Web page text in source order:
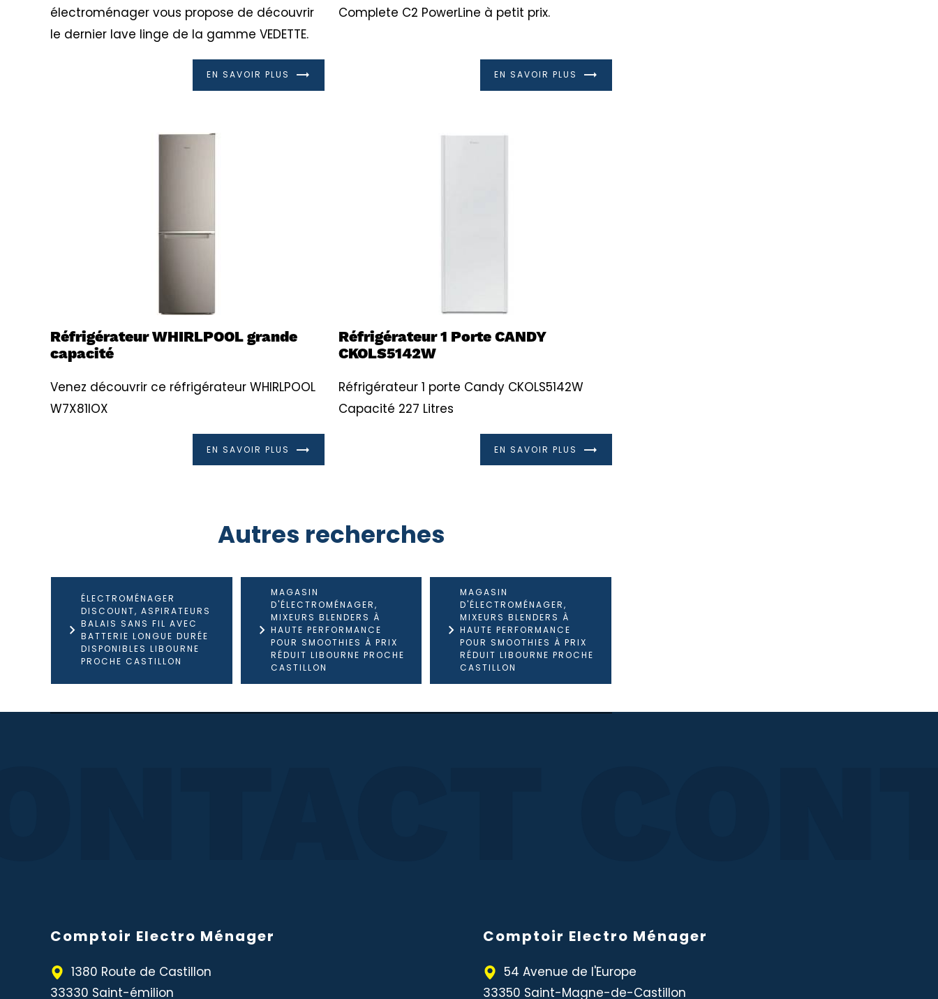
électroménager vous propose de découvrir
le dernier lave linge de la gamme VEDETTE.
EN SAVOIR PLUS
Complete C2 PowerLine à petit prix.
EN SAVOIR PLUS
Réfrigérateur WHIRLPOOL grande
capacité
Venez découvrir ce réfrigérateur WHIRLPOOL
W7X81IOX
EN SAVOIR PLUS
Réfrigérateur 1 Porte CANDY
CKOLS5142W
Réfrigérateur 1 porte Candy CKOLS5142W
Capacité 227 Litres
EN SAVOIR PLUS
Autres recherches
ÉLECTROMÉNAGER
DISCOUNT, ASPIRATEURS
BALAIS SANS FIL AVEC
BATTERIE LONGUE DURÉE
DISPONIBLES LIBOURNE
PROCHE CASTILLON
MAGASIN
D'ÉLECTROMÉNAGER,
MIXEURS BLENDERS À
HAUTE PERFORMANCE
POUR SMOOTHIES À PRIX
RÉDUIT LIBOURNE PROCHE
CASTILLON
MAGASIN
D'ÉLECTROMÉNAGER,
MIXEURS BLENDERS À
HAUTE PERFORMANCE
POUR SMOOTHIES À PRIX
RÉDUIT LIBOURNE PROCHE
CASTILLON
Comptoir Electro Ménager
1380 Route de Castillon
33330 Saint-émilion
Comptoir Electro Ménager
54 Avenue de l'Europe
33350 Saint-Magne-de-Castillon